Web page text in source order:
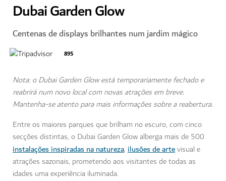
Dubai Garden Glow
Centenas de displays brilhantes num jardim mágico
895
Nota: o Dubai Garden Glow está temporariamente fechado e
reabrirá num novo local com novas atrações em breve.
Mantenha-se atento para mais informações sobre a reabertura.
Entre os maiores parques que brilham no escuro, com cinco
secções distintas, o Dubai Garden Glow alberga mais de 500
instalações inspiradas na natureza, ilusões de artevisual e
atrações sazonais, prometendo aos visitantes de todas as
idades uma experiência iluminada.